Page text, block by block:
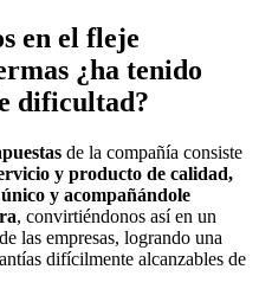
en el fleje
¿ha tenido
dificultad?
de la compañía consiste
y producto de calidad,
y acompañándole
, convirtiéndonos así en un
las empresas, logrando una
difícilmente alcanzables de